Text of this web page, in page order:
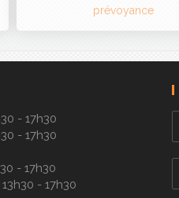
- 17h30
- 17h30
- 17h30
- 17h30